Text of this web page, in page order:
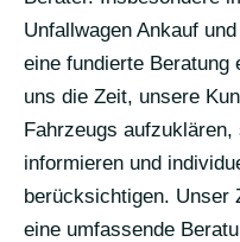
Unfallwagen Ankauf
eine fundierte Beratung
uns die Zeit, unsere
Fahrzeugs
informieren und
berücksichtigen. Unser
eine umfassende